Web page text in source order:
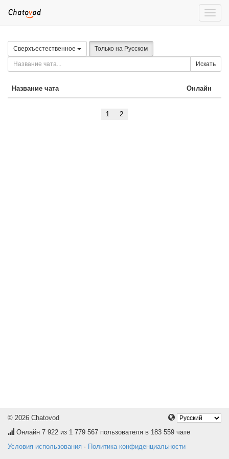
Toggle
Сверхъестественное Только на Русском
Искать
Название чата Онлайн
1 2
© 2026 Chatovod
Онлайн 7 922 из 1 779 567 пользователя в 183 559 чате
Условия использования · Политика конфиденциальности